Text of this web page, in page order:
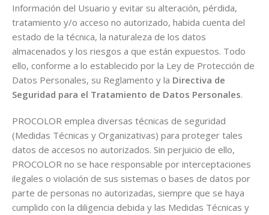
Información del Usuario y evitar su alteración, pérdida,
tratamiento y/o acceso no autorizado, habida cuenta del
estado de la técnica, la naturaleza de los datos
almacenados y los riesgos a que están expuestos. Todo
ello, conforme a lo establecido por la Ley de Protección de
Datos Personales, su Reglamento y la Directiva de
Seguridad para el Tratamiento de Datos Personales.
PROCOLOR emplea diversas técnicas de seguridad
(Medidas Técnicas y Organizativas) para proteger tales
datos de accesos no autorizados. Sin perjuicio de ello,
PROCOLOR no se hace responsable por interceptaciones
ilegales o violación de sus sistemas o bases de datos por
parte de personas no autorizadas, siempre que se haya
cumplido con la diligencia debida y las Medidas Técnicas y